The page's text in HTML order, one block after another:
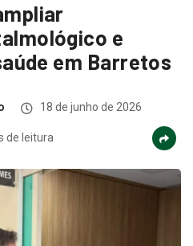
e
em Barretos
18 de junho de 2026
de leitura